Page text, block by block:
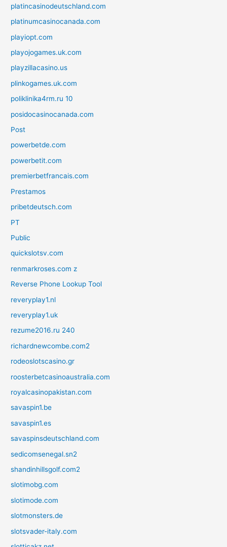
platincasinodeutschland.com
platinumcasinocanada.com
playiopt.com
playojogames.uk.com
playzillacasino.us
plinkogames.uk.com
poliklinika4rm.ru 10
posidocasinocanada.com
Post
powerbetde.com
powerbetit.com
premierbetfrancais.com
Prestamos
pribetdeutsch.com
PT
Public
quickslotsv.com
renmarkroses.com z
Reverse Phone Lookup Tool
reveryplay1.nl
reveryplay1.uk
rezume2016.ru 240
richardnewcombe.com2
rodeoslotscasino.gr
roosterbetcasinoaustralia.com
royalcasinopakistan.com
savaspin1.be
savaspin1.es
savaspinsdeutschland.com
sedicomsenegal.sn2
shandinhillsgolf.com2
slotimobg.com
slotimode.com
slotmonsters.de
slotsvader-italy.com